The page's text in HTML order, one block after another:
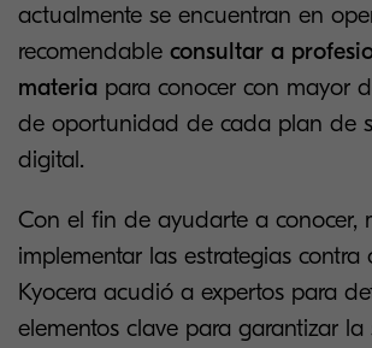
actualmente se encuentran en
recomendable consultar a
materia para conocer con mayor
de oportunidad de cada plan de
digital.
Con el fin de ayudarte a conocer,
implementar las estrategias contra
Kyocera acudió a expertos para
elementos clave para garantizar la